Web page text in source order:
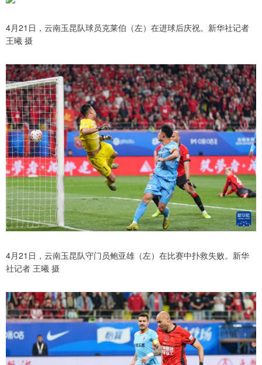
4月21日，云南玉昆队球员克莱伯（左）在进球后庆祝。新华社记者
王曦 摄
4月21日，云南玉昆队守门员鲍亚雄（左）在比赛中扑救失败。新华
社记者 王曦 摄